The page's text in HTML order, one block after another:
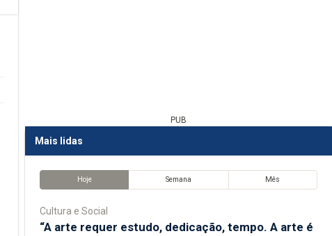
PUB
Mais lidas
Hoje Semana Mês
Cultura e Social
“A arte requer estudo, dedicação, tempo. A arte é